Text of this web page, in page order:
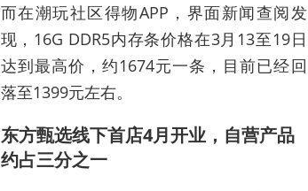
而在潮玩社区得物APP，界面新闻查阅发
现，16G DDR5内存条价格在3月13至19日
达到最高价，约1674元一条，目前已经回
落至1399元左右。
东方甄选线下首店4月开业，自营产品
约占三分之一